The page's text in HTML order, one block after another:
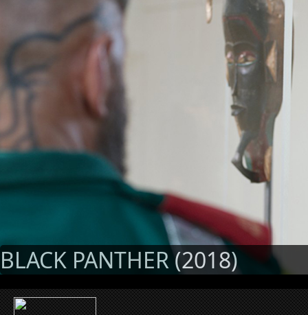
BLACK PANTHER (2018)